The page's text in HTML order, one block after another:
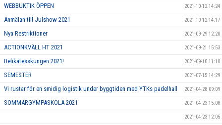
WEBBUKTIK ÖPPEN 2021-10-12 14:24
Anmälan till Julshow 2021 2021-10-12 14:17
Nya Restriktioner 2021-09-29 12:20
ACTIONKVÄLL HT 2021 2021-09-21 15:53
Delikatesskungen 2021! 2021-09-10 11:10
SEMESTER 2021-07-15 14:29
Vi rustar för en smidig logistik under byggtiden med YTKs padelhall 2021-04-28 09:09
SOMMARGYMPASKOLA 2021 2021-04-23 15:08
2021-04-23 12:05